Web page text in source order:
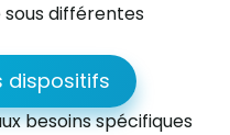
différentes
dispositifs
besoins spécifiques